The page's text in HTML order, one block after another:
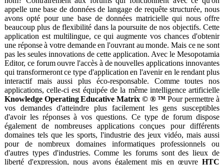
Devenez
un
influenceur
Devenez
partenaire
Contact
Imprimer
Offre
d'emploi
Modules
Nos
spécificités
Politique
de
appelle une base de données de langage de requête structurée, nous
avons opté pour une base de données matricielle qui nous offre
beaucoup plus de flexibilité dans la poursuite de nos objectifs. Cette
application est multilingue, ce qui augmente vos chances d'obtenir
une réponse à votre demande en l'ouvrant au monde. Mais ce ne sont
pas les seules innovations de cette application. Avec le Mesopotamia
Editor, ce forum ouvre l'accès à de nouvelles applications innovantes
qui transformeront ce type d'application en l'avenir en le rendant plus
interactif mais aussi plus éco-responsable. Comme toutes nos
applications, celle-ci est équipée de la même intelligence artificielle
Knowledge Operating Educative Matrix © ® ™Pour permettre à
vos demandes d'atteindre plus facilement les gens susceptibles
d'avoir les réponses à vos questions. Ce type de forum dispose
également de nombreuses applications conçues pour différents
domaines tels que les sports, l'industrie des jeux vidéo, mais aussi
pour de nombreux domaines informatiques professionnels ou
d'autres types d'industries. Comme les forums sont des lieux de
liberté d'expression, nous avons également mis en œuvreHTC